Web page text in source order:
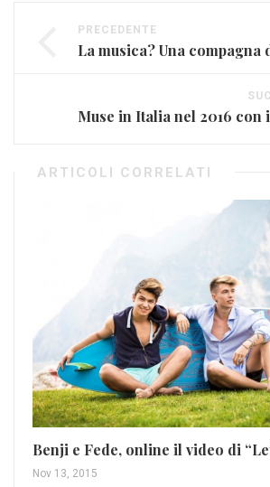
PRECEDENTE
La musica? Una compagna
ARTICOLI CORRELATI
Benji e Fede, online il video di
Nov 13, 2015